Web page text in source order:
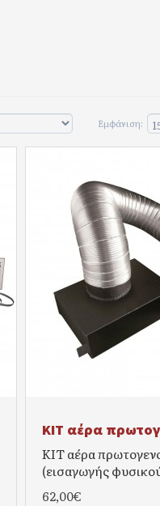
Εμφάνιση:
ΚΙΤ αέρα
ΚΙΤ αέρα
(εισαγωγής
62,00€